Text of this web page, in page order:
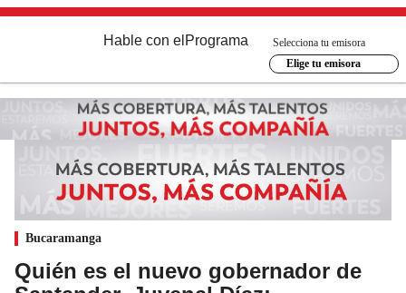
Hable con el Programa
Selecciona tu emisora
Elige tu emisora
Bucaramanga
Quién es el nuevo gobernador de